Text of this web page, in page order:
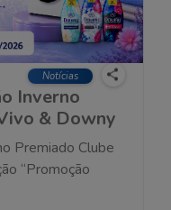
Notícias
Inverno
& Downy
Premiado Clube
“Promoção